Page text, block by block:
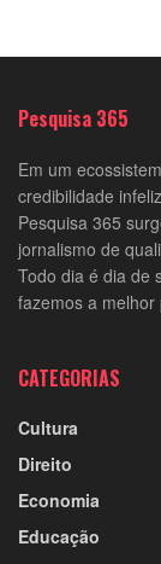
Pesquisa 365
Em um
credibilidade
Pesquisa 365
jornalismo de
Todo dia é dia de
fazemos a
CATEGORIAS
Cultura
Direito
Economia
Educação